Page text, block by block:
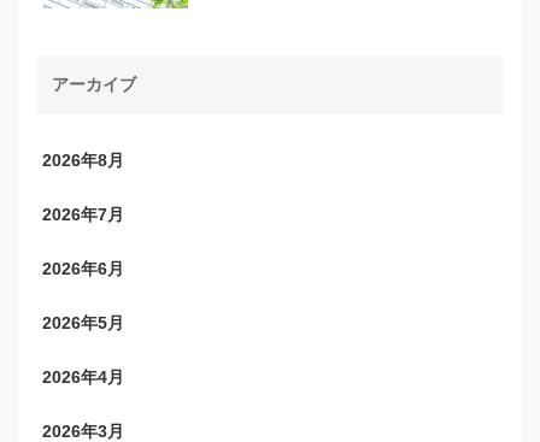
アーカイブ
2026年8月
2026年7月
2026年6月
2026年5月
2026年4月
2026年3月